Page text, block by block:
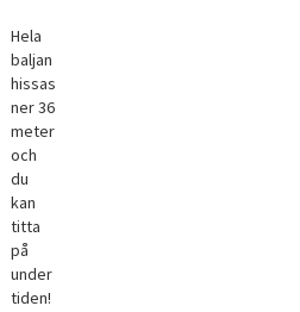
Hela
baljan
hissas
ner 36
meter
och
du
kan
titta
på
under
tiden!